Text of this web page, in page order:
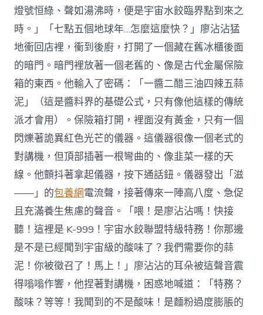
燈號恒綠、聲如湯沸時，便是宇宙水餃臨界點到來之
時。」「七點五個地球年…怎麼這麼快？」廖沾沾猛
地衝回店裡，衝到後廚，打開了一個藏在舊冰櫃後面
的暗門。暗門裡放著一個老舊的、像是古代金屬保險
箱的東西。他輸入了密碼：「一醬二醋三油四辣五蒜
泥」（這是醬料界的基礎公式，只有像他這樣的傳統
派才會用）。保險箱打開，裡面沒有黃金，只有一個
閃爍著詭異紅色光芒的儀器。這儀器很像一個老式的
對講機，但頂部插著一根彎曲的、像韭菜一樣的天
線。他顫抖著拿起儀器，按下通話鈕。儀器發出「滋
——」的包養網電流聲，接著傳來一陣高八度、急促
且充滿養生焦慮的聲音。「喂！是廖沾沾嗎！快接
聽！這裡是 K-999！宇宙水餃聯盟特級特務！你那邊
是不是已經聞到宇宙級的酸味了？我們需要你的蒜
泥！你被徵召了！馬上！」廖沾沾的耳朵被這聲音震
得嗡嗡作響，他捏著對講機，困惑地喊道：「特務？
酸味？等等！我聞到的不是酸味！是麵粉過度膨脹的